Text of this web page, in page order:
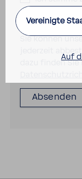
speichern
Sie können
dazu finden
Vereinigte
Auf